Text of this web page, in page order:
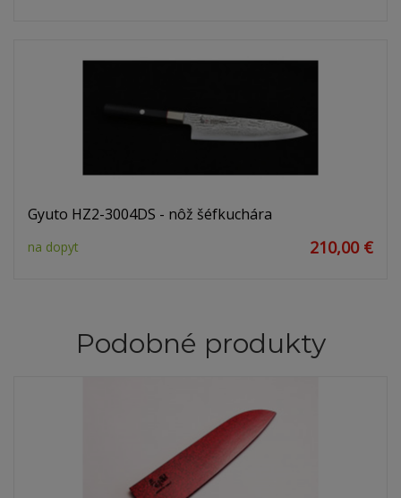
Gyuto HZ2-3004DS - nôž šéfkuchára
na dopyt 210,00 €
Podobné produkty